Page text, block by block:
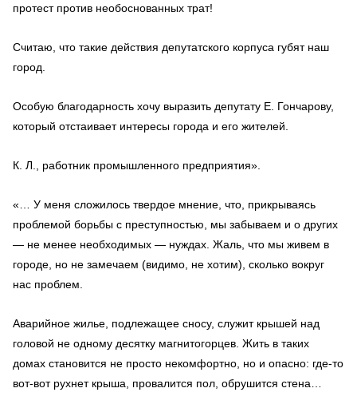
протест против необоснованных трат!
Считаю, что такие действия депутатского корпуса губят наш
город.
Особую благодарность хочу выразить депутату Е. Гончарову,
который отстаивает интересы города и его жителей.
К. Л., работник промышленного предприятия».
«… У меня сложилось твердое мнение, что, прикрываясь
проблемой борьбы с преступностью, мы забываем и о других
— не менее необходимых — нуждах. Жаль, что мы живем в
городе, но не замечаем (видимо, не хотим), сколько вокруг
нас проблем.
Аварийное жилье, подлежащее сносу, служит крышей над
головой не одному десятку магнитогорцев. Жить в таких
домах становится не просто некомфортно, но и опасно: где-то
вот-вот рухнет крыша, провалится пол, обрушится стена…